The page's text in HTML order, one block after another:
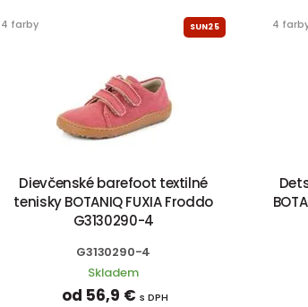
4 farby SUN25
Dievčenské barefoot textilné
tenisky BOTANIQ FUXIA Froddo
G3130290-4
G3130290-4
Skladem
od 56,9 € s DPH
4